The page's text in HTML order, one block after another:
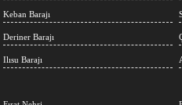
Keban Barajı
Deriner Barajı
Ilısu Barajı